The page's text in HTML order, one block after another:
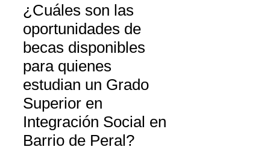
¿Cuáles son las
oportunidades de
becas disponibles
para quienes
estudian un Grado
Superior en
Integración Social en
Barrio de Peral?